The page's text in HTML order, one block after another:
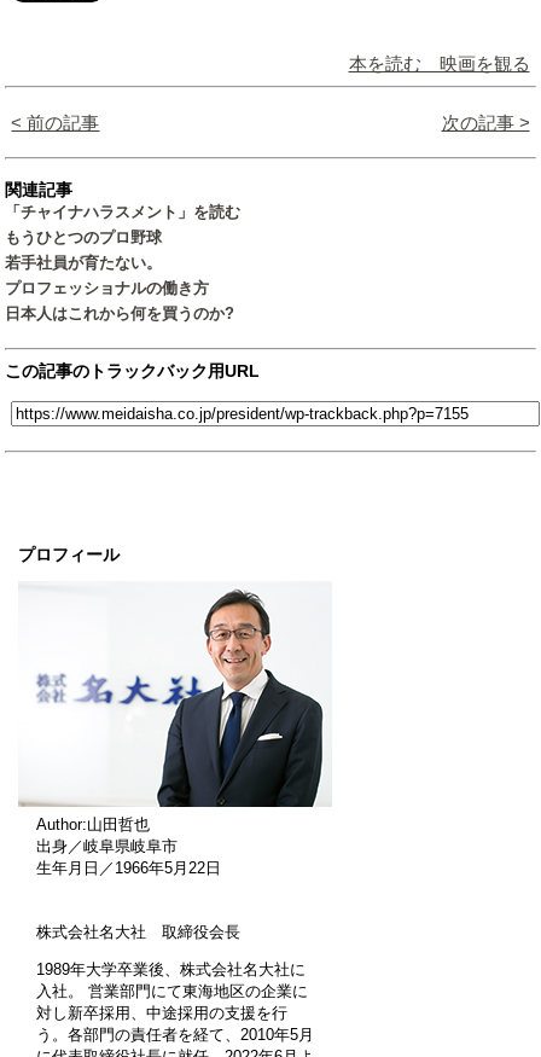
プロフィール
Author:山田哲也
出身／岐阜県岐阜市
生年月日／1966年5月22日
株式会社名大社 取締役会長
1989年大学卒業後、株式会社名大社に
入社。 営業部門にて東海地区の企業に
対し新卒採用、中途採用の支援を行
う。各部門の責任者を経て、2010年5月
本を読む 映画を観る
< 前の記事 次の記事 >
関連記事
「チャイナハラスメント」を読む
もうひとつのプロ野球
若手社員が育たない。
プロフェッショナルの働き方
日本人はこれから何を買うのか?
この記事のトラックバック用URL